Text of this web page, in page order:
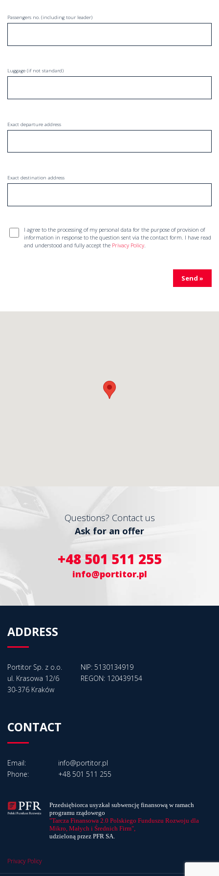
Passengers no. (including tour leader)
Luggage (if not standard)
Exact departure address
Exact destination address
I agree to the processing of my personal data for the purpose of provision of
information in response to the question sent via the contact form. I have read
and understood and fully accept the Privacy Policy.
Questions? Contact us
Ask for an offer
+48 501 511 255
info@portitor.pl
ADDRESS
Portitor Sp. z o.o.
ul. Krasowa 12/6
30-376 Kraków
NIP: 5130134919
REGON: 120439154
CONTACT
Email:
info@portitor.pl
Phone:
+48 501 511 255
Przedsiębiorca usyzkał subwencję finansową w ramach
programu rządowego
"Tarcza Finansowa 2.0 Polskiego Funduszu Rozwoju dla
Mikro, Małych i Średnich Firm",
udzieloną przez PFR SA.
Privacy Policy